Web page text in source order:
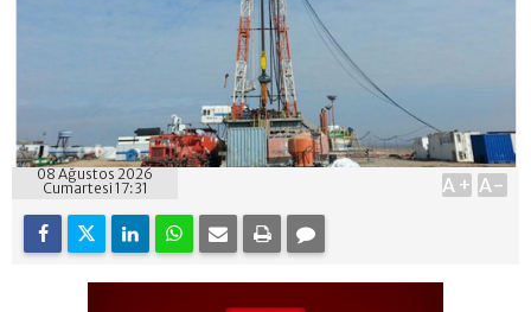
08 Ağustos 2026
Cumartesi 17:31
A+ A-